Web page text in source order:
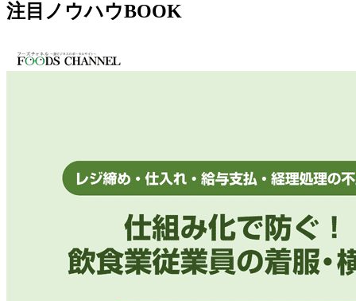
注目ノウハウBOOK